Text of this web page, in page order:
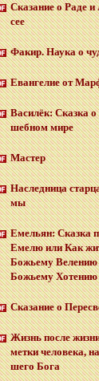
Ска­за­ние о Раде
сее
Факир. Наука о
Еван­ге­лие от
Ва­си­лёк: Сказ­ка
шеб­ном мире
Ма­стер
На­след­ни­ца
мы
Еме­льян: Сказ­ка
Емелю или Как
Бо­жье­му Ве­ле­нию
Бо­жье­му Хо­те­нию
Ска­за­ние о
Жизнь после
мет­ки че­ло­ве­ка,
ше­го Бога